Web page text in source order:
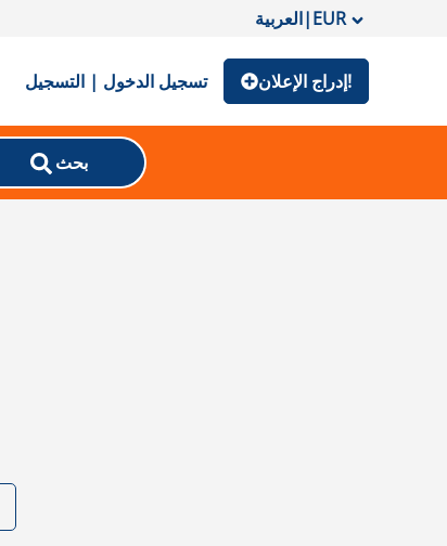
العربية|EUR
تسجيل الدخول | التسجيل إدراج الإعلان!
بحث